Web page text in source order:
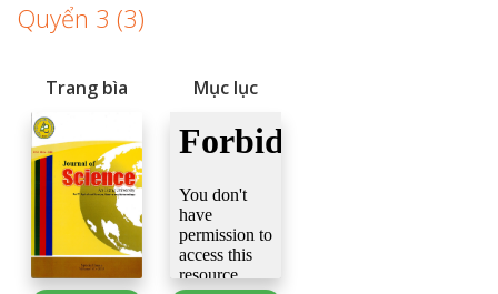
Quyển 3 (3)
Trang bìa Mục lục